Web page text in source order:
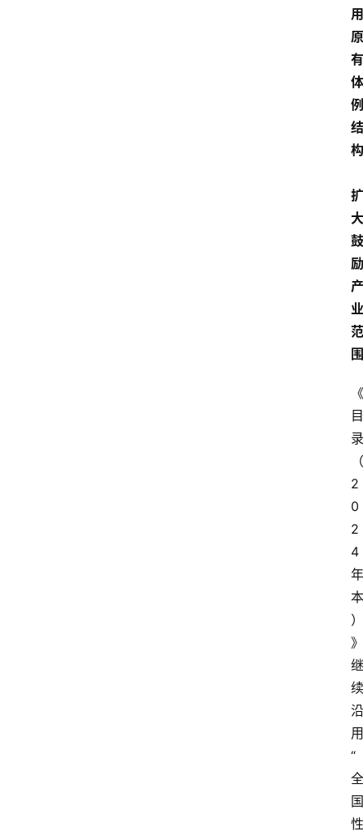
用
原
有
体
例
结
构
扩
大
鼓
励
产
业
范
围
《
目
录
（
2
0
2
4
年
本
）
》
继
续
沿
用
“
全
国
性